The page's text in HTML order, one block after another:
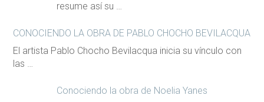
resume así su …
CONOCIENDO LA OBRA DE PABLO CHOCHO BEVILACQUA
El artista Pablo Chocho Bevilacqua inicia su vínculo con
las …
Conociendo la obra de Noelia Yanes